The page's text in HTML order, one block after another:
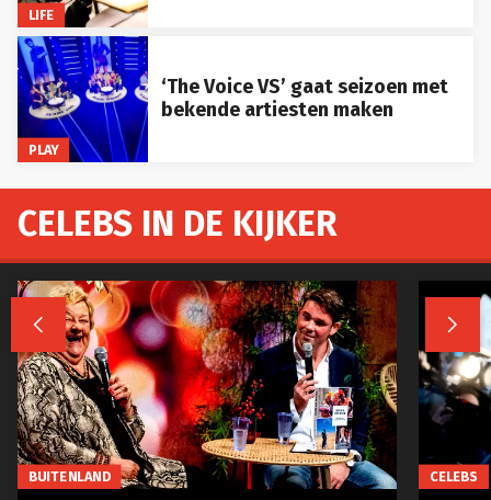
LIFE
PLAY
‘The Voice VS’ gaat seizoen met
bekende artiesten maken
CELEBS IN DE KIJKER
 
BUITENLAND CELEBS